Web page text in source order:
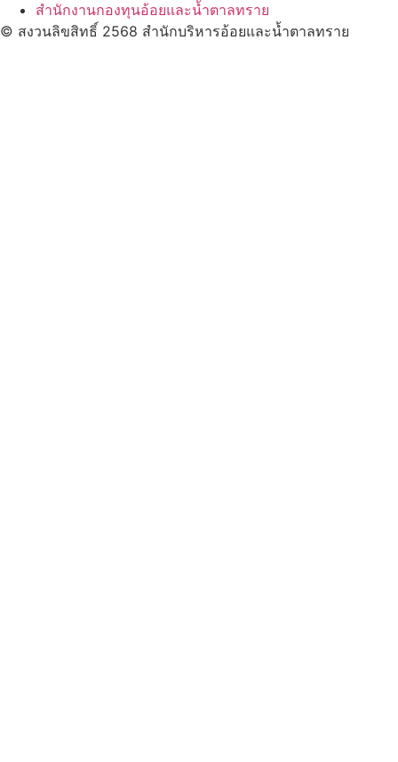
สำนักงานกองทุนอ้อยและน้ำตาลทราย
© สงวนลิขสิทธิ์ 2568 สำนักบริหารอ้อยและน้ำตาลทราย